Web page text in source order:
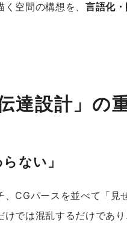
空間の構想を、 言語化
達設計」の
ない」
CGパースを並べて「見
では混乱するだけであ